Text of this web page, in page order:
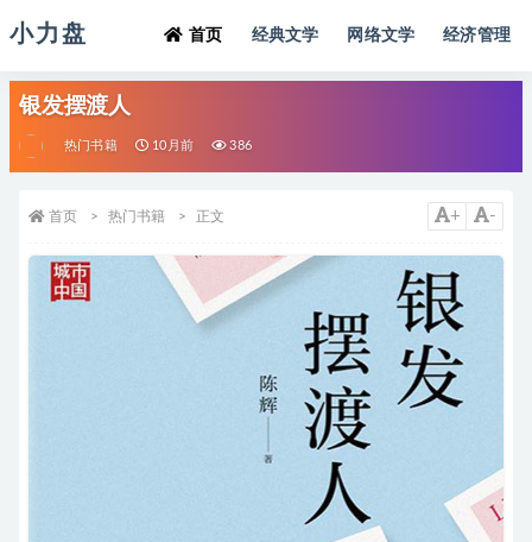
小力盘 首页 经典文学 网络文学 经济管理
银发摆渡人
热门书籍 10月前 386
+ -
首页 热门书籍 正文